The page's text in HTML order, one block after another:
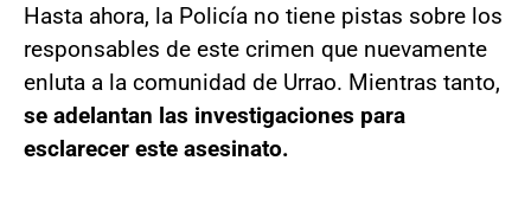
Hasta ahora, la Policía no tiene pistas sobre los
responsables de este crimen que nuevamente
enluta a la comunidad de Urrao. Mientras tanto,
se adelantan las investigaciones para
esclarecer este asesinato.